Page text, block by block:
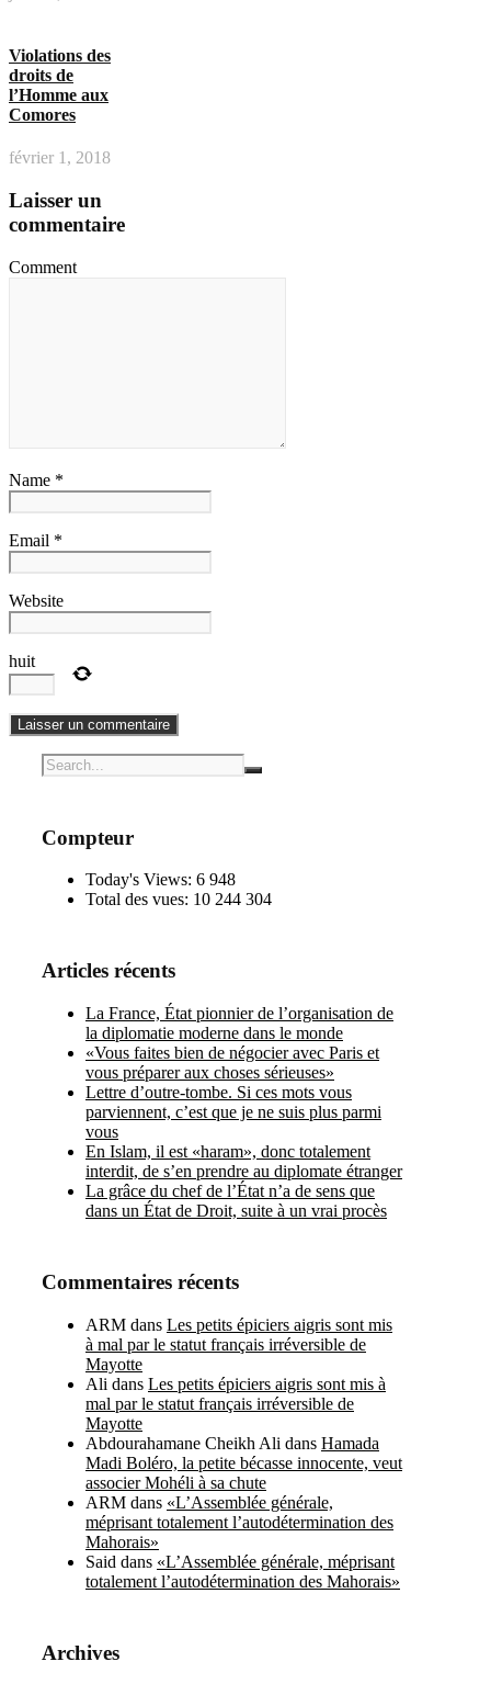
Violations des
droits de
l’Homme aux
Comores
février 1, 2018
Laisser un
commentaire
Comment
Name *
Email *
Website
huit
Compteur
Today's Views: 6 948
Total des vues: 10 244 304
Articles récents
La France, État pionnier de l’organisation de
la diplomatie moderne dans le monde
«Vous faites bien de négocier avec Paris et
vous préparer aux choses sérieuses»
Lettre d’outre-tombe. Si ces mots vous
parviennent, c’est que je ne suis plus parmi
vous
En Islam, il est «haram», donc totalement
interdit, de s’en prendre au diplomate étranger
La grâce du chef de l’État n’a de sens que
dans un État de Droit, suite à un vrai procès
Commentaires récents
ARM dans Les petits épiciers aigris sont mis
à mal par le statut français irréversible de
Mayotte
Ali dans Les petits épiciers aigris sont mis à
mal par le statut français irréversible de
Mayotte
Abdourahamane Cheikh Ali dans Hamada
Madi Boléro, la petite bécasse innocente, veut
associer Mohéli à sa chute
ARM dans «L’Assemblée générale,
méprisant totalement l’autodétermination des
Mahorais»
Said dans «L’Assemblée générale, méprisant
totalement l’autodétermination des Mahorais»
Archives